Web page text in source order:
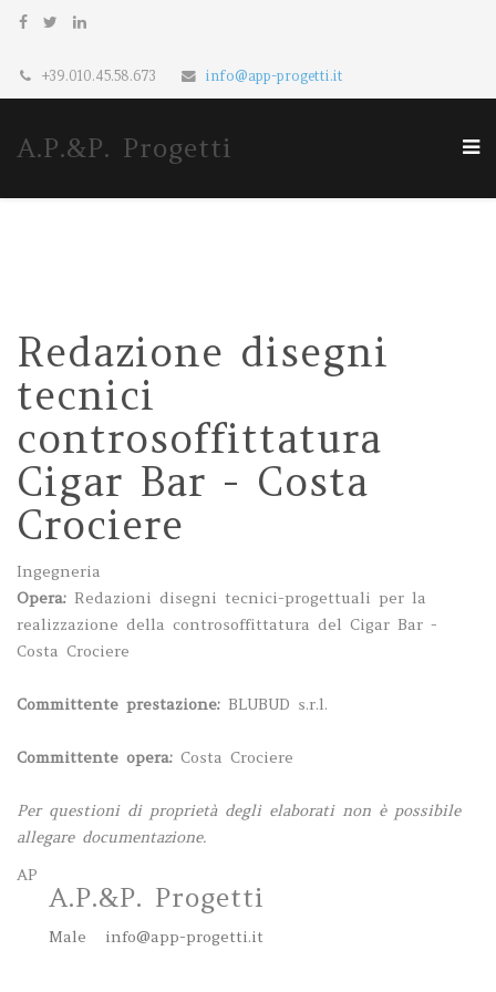
+39.010.45.58.673 info@app-progetti.it
A.P.&P. Progetti
Redazione disegni
tecnici
controsoffittatura
Cigar Bar - Costa
Crociere
Ingegneria
Opera: Redazioni disegni tecnici-progettuali per la
realizzazione della controsoffittatura del Cigar Bar -
Costa Crociere
Committente prestazione: BLUBUD s.r.l.
Committente opera: Costa Crociere
Per questioni di proprietà degli elaborati non è possibile
allegare documentazione.
AP
A.P.&P. Progetti
Male info@app-progetti.it